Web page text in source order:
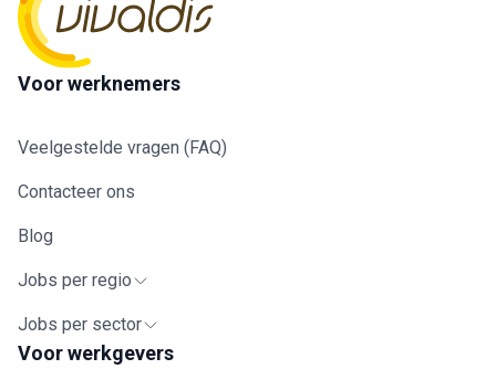
Voor werknemers
Veelgestelde vragen (FAQ)
Contacteer ons
Blog
Jobs per regio
Jobs per sector
Voor werkgevers